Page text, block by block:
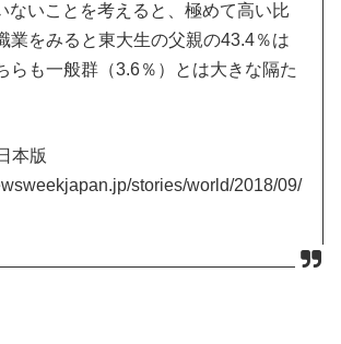
ないことを考えると、極めて高い比
業をみると東大生の父親の43.4％は
らも一般群（3.6％）とは大きな隔た
本版
stories/world/2018/09/